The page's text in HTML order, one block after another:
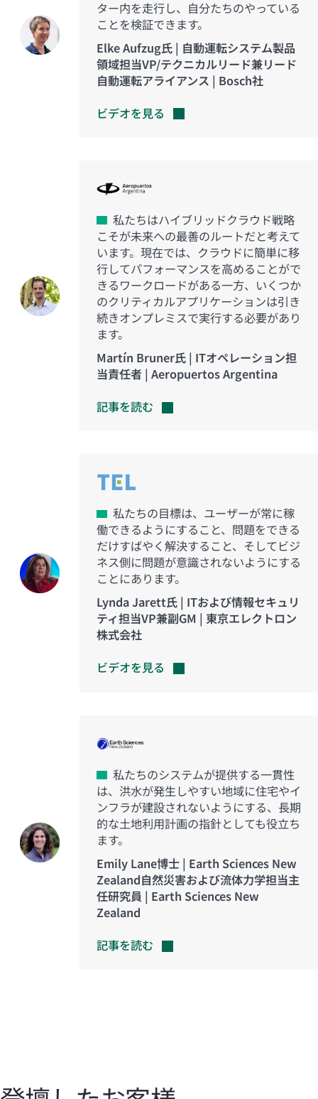
ター内を走行し、自分たちのやっている
ことを検証できます。
Elke Aufzug氏 | 自動運転システム製品
領域担当VP/テクニカルリード兼リード
自動運転アライアンス | Bosch社
ビデオを見る
私たちはハイブリッドクラウド戦略
こそが未来への最善のルートだと考えて
います。現在では、クラウドに簡単に移
行してパフォーマンスを高めることがで
きるワークロードがある一方、いくつか
のクリティカルアプリケーションは引き
続きオンプレミスで実行する必要があり
ます。
Martín Bruner氏 | ITオペレーション担
当責任者 | Aeropuertos Argentina
記事を読む
私たちの目標は、ユーザーが常に稼
働できるようにすること、問題をできる
だけすばやく解決すること、そしてビジ
ネス側に問題が意識されないようにする
ことにあります。
Lynda Jarett氏 | ITおよび情報セキュリ
ティ担当VP兼副GM | 東京エレクトロン
株式会社
ビデオを見る
私たちのシステムが提供する一貫性
は、洪水が発生しやすい地域に住宅やイ
ンフラが建設されないようにする、長期
的な土地利用計画の指針としても役立ち
ます。
Emily Lane博士 | Earth Sciences New
Zealand自然災害および流体力学担当主
任研究員 | Earth Sciences New
Zealand
記事を読む